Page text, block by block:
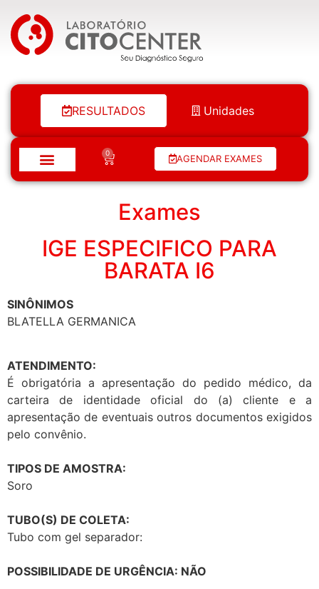
Laboratório Citocenter
RESULTADOS Unidades
0 AGENDAR EXAMES
Exames
IGE ESPECIFICO PARA
BARATA I6
SINÔNIMOS
BLATELLA GERMANICA
ATENDIMENTO:
É obrigatória a apresentação do pedido médico, da
carteira de identidade oficial do (a) cliente e a
apresentação de eventuais outros documentos exigidos
pelo convênio.
TIPOS DE AMOSTRA:
Soro
TUBO(S) DE COLETA:
Tubo com gel separador:
POSSIBILIDADE DE URGÊNCIA: NÃO